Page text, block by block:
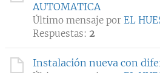
AUTOMATICA
Último mensaje por EL
Respuestas: 2
Instalación nueva con